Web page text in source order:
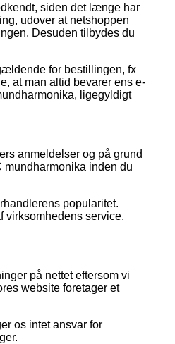
siden det længe har
udover at netshoppen
Desuden tilbydes du
for bestillingen, fx
at man altid bevarer ens e-
ligegyldigt
anmeldelser og på grund
mundharmonika inden du
popularitet.
virksomhedens service,
på nettet eftersom vi
website foretager et
os intet ansvar for